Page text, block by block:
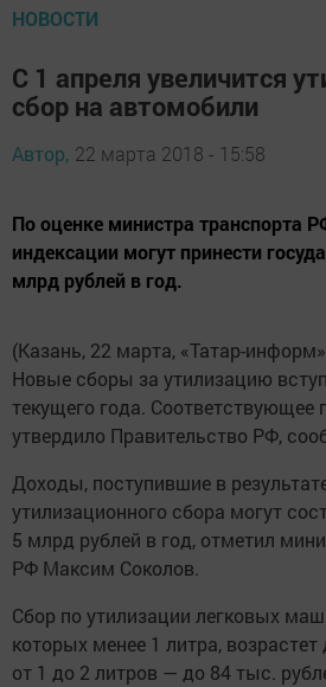
НОВОСТИ
С 1 апреля увеличится
сбор на автомобили
Автор, 22 марта 2018 - 15:58
По оценке министра транспорта
индексации могут принести
млрд рублей в год.
(Казань, 22 марта, «Татар-
Новые сборы за утилизацию
текущего года. Соответствующее
утвердило Правительство РФ,
Доходы, поступившие в
утилизационного сбора могут
5 млрд рублей в год, отметил
РФ Максим Соколов.
Сбор по утилизации легковых
которых менее 1 литра,
от 1 до 2 литров — до 84 тыс.